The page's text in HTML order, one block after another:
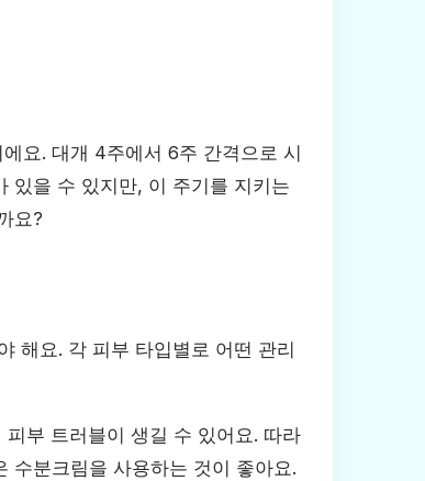
요. 대개 4주에서 6주 간격으로 시
있을 수 있지만, 이 주기를 지키는
요?
해요. 각 피부 타입별로 어떤 관리
부 트러블이 생길 수 있어요. 따라
수분크림을 사용하는 것이 좋아요.